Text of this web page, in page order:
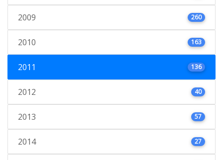
2009 260
2010 163
2011 136
2012 40
2013 57
2014 27